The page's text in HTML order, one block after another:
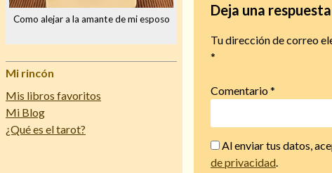
Como alejar a la amante de mi esposo
Mi rincón
Mis libros favoritos
Mi Blog
¿Qué es el tarot?
Deja una respuesta
Tu dirección de correo
*
Comentario*
Al enviar tus datos,
de privacidad